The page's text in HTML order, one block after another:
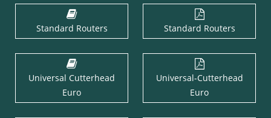
Standard Routers Standard Routers
Universal Cutterhead
Euro
Universal-Cutterhead
Euro